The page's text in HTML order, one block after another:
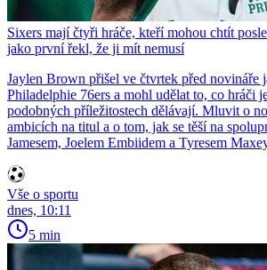
Sixers mají čtyři hráče, kteří mohou chtít
jako první řekl, že ji mít nemusí
Jaylen Brown přišel ve čtvrtek před novináře
Philadelphie 76ers a mohl udělat to, co hráči
podobných příležitostech dělávají. Mluvit o
ambicích na titul a o tom, jak se těší na
Jamesem, Joelem Embiidem a Tyresem
Vše o sportu
dnes, 10:11
5 min